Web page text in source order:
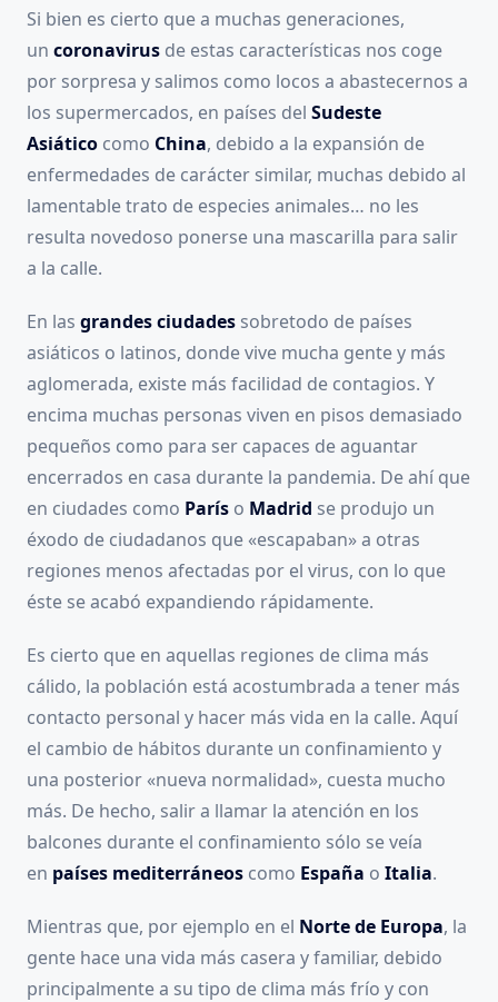
Si bien es cierto que a muchas generaciones,
un coronavirus de estas características nos coge
por sorpresa y salimos como locos a abastecernos a
los supermercados, en países del Sudeste
Asiático como China, debido a la expansión de
enfermedades de carácter similar, muchas debido al
lamentable trato de especies animales… no les
resulta novedoso ponerse una mascarilla para salir
a la calle.
En las grandes ciudades sobretodo de países
asiáticos o latinos, donde vive mucha gente y más
aglomerada, existe más facilidad de contagios. Y
encima muchas personas viven en pisos demasiado
pequeños como para ser capaces de aguantar
encerrados en casa durante la pandemia. De ahí que
en ciudades como París o Madrid se produjo un
éxodo de ciudadanos que «escapaban» a otras
regiones menos afectadas por el virus, con lo que
éste se acabó expandiendo rápidamente.
Es cierto que en aquellas regiones de clima más
cálido, la población está acostumbrada a tener más
contacto personal y hacer más vida en la calle. Aquí
el cambio de hábitos durante un confinamiento y
una posterior «nueva normalidad», cuesta mucho
más. De hecho, salir a llamar la atención en los
balcones durante el confinamiento sólo se veía
en países mediterráneos como España o Italia.
Mientras que, por ejemplo en el Norte de Europa, la
gente hace una vida más casera y familiar, debido
principalmente a su tipo de clima más frío y con